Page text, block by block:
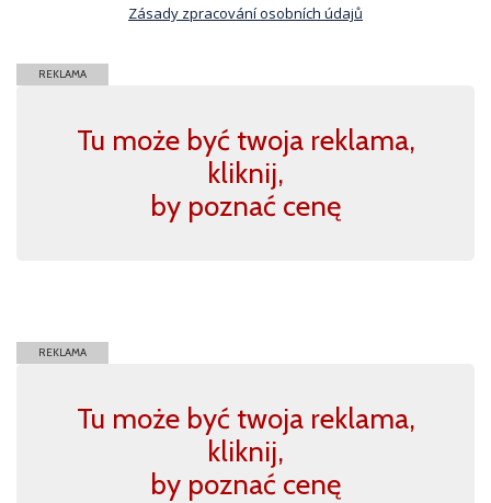
Zásady zpracování osobních údajů
REKLAMA
Tu może być twoja reklama,
kliknij,
by poznać cenę
REKLAMA
Tu może być twoja reklama,
kliknij,
by poznać cenę